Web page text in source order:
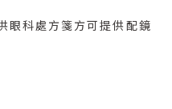
眼科處方箋方可提供配鏡